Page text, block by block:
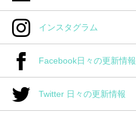
インスタグラム
Facebook日々の更新情報
Twitter 日々の更新情報